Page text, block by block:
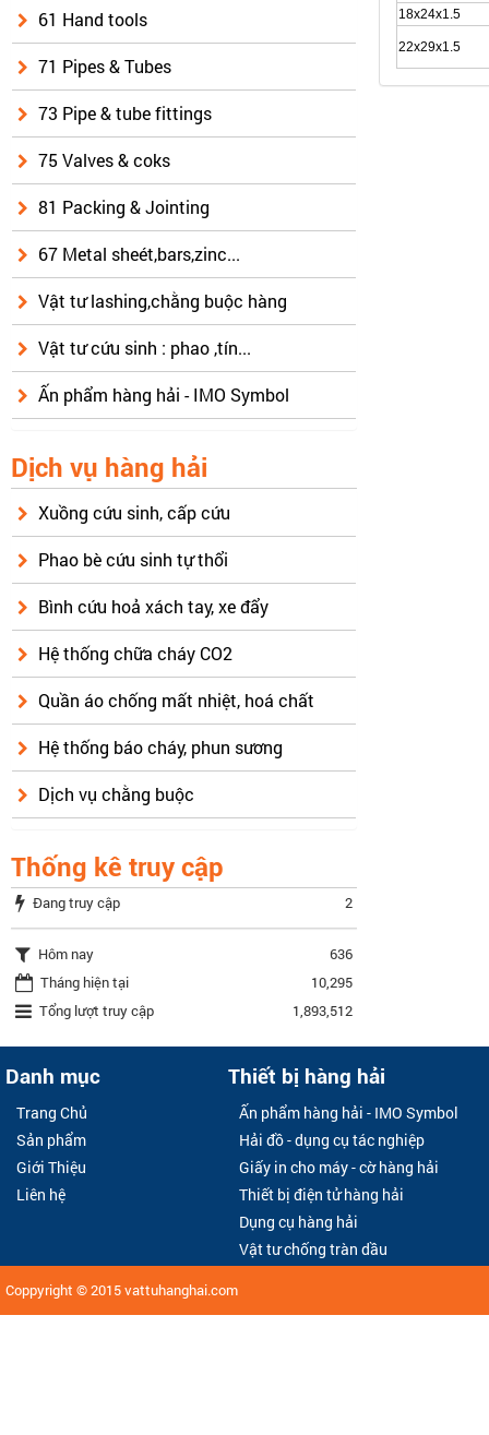
61 Hand tools
71 Pipes & Tubes
73 Pipe & tube fittings
75 Valves & coks
81 Packing & Jointing
67 Metal sheét,bars,zinc...
Vật tư lashing,chằng buộc hàng
Vật tư cứu sinh : phao ,tín...
Ấn phẩm hàng hải - IMO Symbol
Dịch vụ hàng hải
Xuồng cứu sinh, cấp cứu
Phao bè cứu sinh tự thổi
Bình cứu hoả xách tay, xe đẩy
Hệ thống chữa cháy CO2
Quần áo chống mất nhiệt, hoá chất
Hệ thống báo cháy, phun sương
Dịch vụ chằng buộc
Thống kê truy cập
Đang truy cập 2
Hôm nay
636
Tháng hiện tại
10,295
Tổng lượt truy cập
1,893,512
18x24x1.5
22x29x1.5
Danh mục
Trang Chủ
Sản phẩm
Giới Thiệu
Liên hệ
Thiết bị hàng hải
Ấn phẩm hàng hải - IMO Symbol
Hải đồ - dụng cụ tác nghiệp
Giấy in cho máy - cờ hàng hải
Thiết bị điện tử hàng hải
Dụng cụ hàng hải
Vật tư chống tràn dầu
Coppyright © 2015vattuhanghai.com